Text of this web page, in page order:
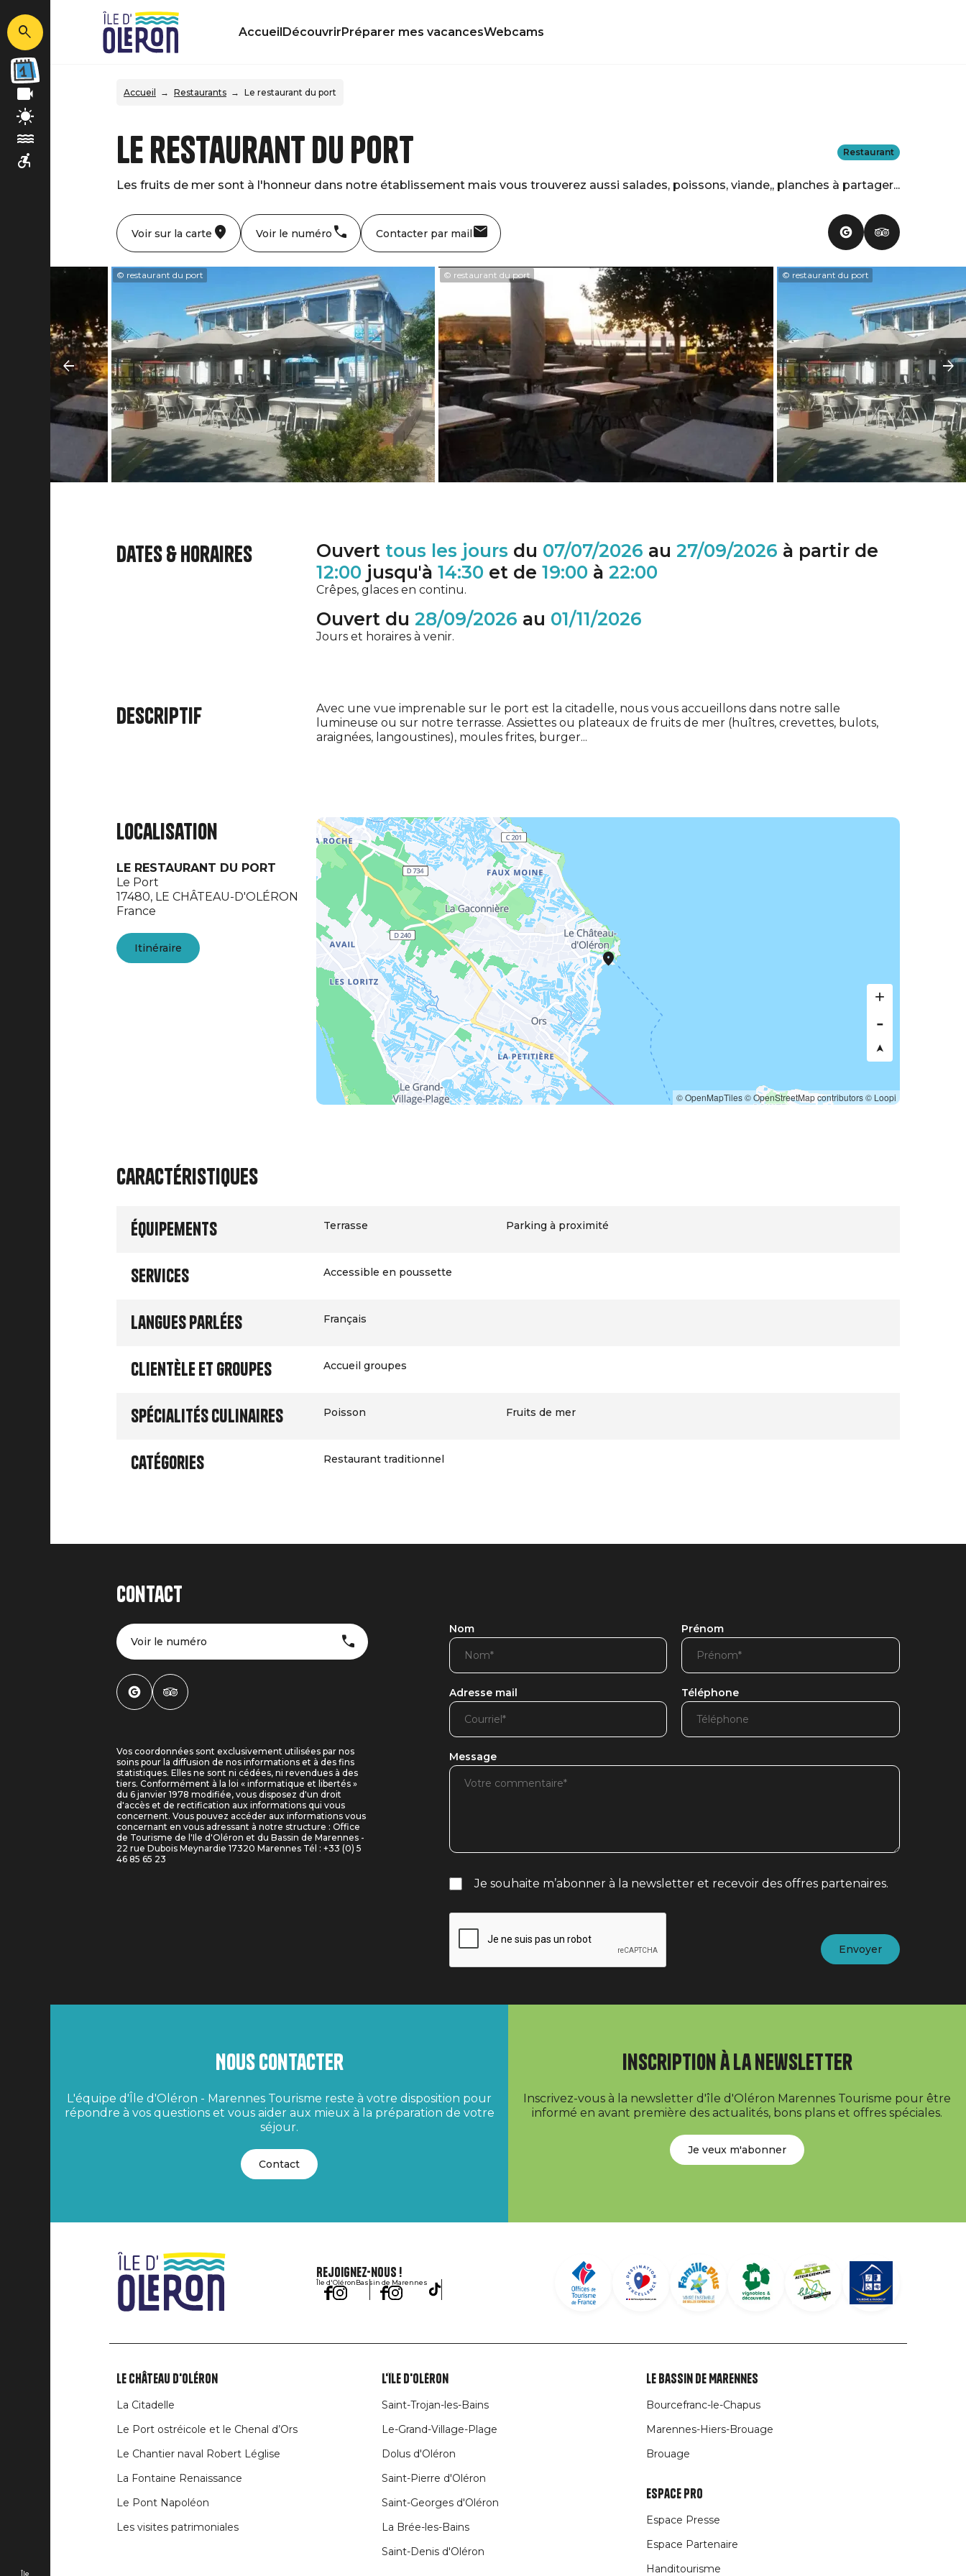
Île
AccueilDécouvrirPréparer mes vacancesWebcams
Accueil Restaurants Le restaurant du port
Le restaurant du port
Les fruits de mer sont à l'honneur dans notre établissement mais vous trouverez aussi salades, poissons, viande,, planches à partager...
Restaurant
Voir sur la carte Voir le numéro Contacter par mail
© restaurant du port © restaurant du port © restaurant du port
Dates & horaires Ouvert tous les joursdu 07/07/2026 au 27/09/2026 à partir de
12:00jusqu'à 14:30et de 19:00à 22:00
Crêpes, glaces en continu.
Ouvert du 28/09/2026 au 01/11/2026
Jours et horaires à venir.
Descriptif
Avec une vue imprenable sur le port est la citadelle, nous vous accueillons dans notre salle
lumineuse ou sur notre terrasse. Assiettes ou plateaux de fruits de mer (huîtres, crevettes, bulots,
araignées, langoustines), moules frites, burger...
Localisation
LE RESTAURANT DU PORT
Le Port
17480, LE CHÂTEAU-D'OLÉRON
France
Itinéraire
© OpenMapTiles© OpenStreetMap contributors© Loopi
Caractéristiques
Équipements Terrasse Parking à proximité
Services Accessible en poussette
Langues parlées Français
Clientèle et groupes Accueil groupes
Spécialités culinaires Poisson Fruits de mer
Catégories Restaurant traditionnel
Contact
Voir le numéro
Vos coordonnées sont exclusivement utilisées par nos
soins pour la diffusion de nos informations et à des fins
statistiques. Elles ne sont ni cédées, ni revendues à des
tiers. Conformément à la loi « informatique et libertés »
du 6 janvier 1978 modifiée, vous disposez d'un droit
d'accès et de rectification aux informations qui vous
concernent. Vous pouvez accéder aux informations vous
concernant en vous adressant à notre structure : Office
de Tourisme de l'Ile d'Oléron et du Bassin de Marennes -
22 rue Dubois Meynardie 17320 Marennes Tél : +33 (0) 5
46 85 65 23
Nom Prénom
Adresse mail Téléphone
Message
Je souhaite m’abonner à la newsletter et recevoir des offres partenaires.
Nous contacter
L'équipe d'Île d'Oléron - Marennes Tourisme reste à votre disposition pour
répondre à vos questions et vous aider aux mieux à la préparation de votre
séjour.
Contact
Inscription à la newsletter
Inscrivez-vous à la newsletter d'île d'Oléron Marennes Tourisme pour être
informé en avant première des actualités, bons plans et offres spéciales.
Je veux m'abonner
Rejoignez-nous !
Île d'OléronBassin de Marennes
Liens
rubriques
Le Château d'Oléron
La Citadelle
Le Port ostréicole et le Chenal d’Ors
Le Chantier naval Robert Léglise
La Fontaine Renaissance
Le Pont Napoléon
Les visites patrimoniales
L'île d'Oléron
Saint-Trojan-les-Bains
Le-Grand-Village-Plage
Dolus d'Oléron
Saint-Pierre d'Oléron
Saint-Georges d'Oléron
La Brée-les-Bains
Saint-Denis d'Oléron
Le Bassin de Marennes
Bourcefranc-le-Chapus
Marennes-Hiers-Brouage
Brouage
Espace Pro
Espace Presse
Espace Partenaire
Handitourisme